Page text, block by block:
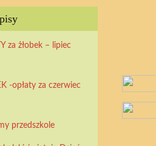
za żłobek – lipiec
-opłaty za czerwiec
przedszkole